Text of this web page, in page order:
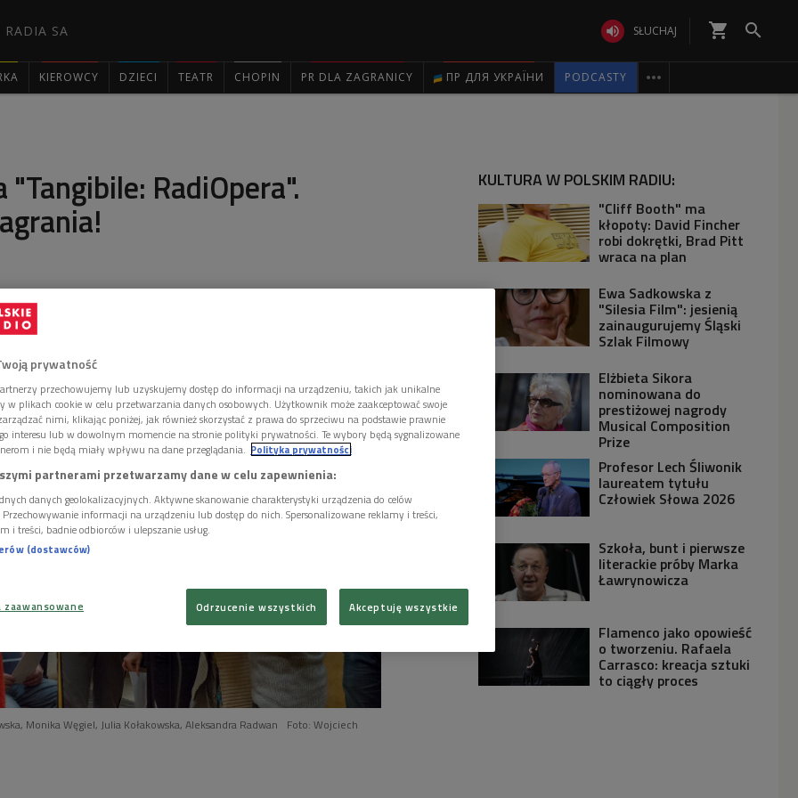
RADIA SA  SŁUCHAJ shopping_cart 
KIEROWCY DZIECI TEATR CHOPIN PR DLA ZAGRANICY ПР ДЛЯ УКРАЇНИ PODCASTY 
RadiOpera".
wyzwaniem była dla mnie czujność i
a także treść i sens tekstu Lidii Amejko -
Wieczur-Bluszcz, reżyserka premierowego
RadiOpera". Zachęcamy do odsłuchania
Monika Węgiel, Julia Kołakowska, Aleksandra Radwan
Foto: Wojciech
KULTURA W POLSKIM RADIU:
"Cliff Booth" ma
kłopoty: David Fincher
robi dokrętki, Brad Pitt
wraca na plan
Ewa Sadkowska z
"Silesia Film": jesienią
zainaugurujemy Śląski
Szlak Filmowy
Elżbieta Sikora
nominowana do
prestiżowej nagrody
Musical Composition
Prize
Profesor Lech Śliwonik
laureatem tytułu
Człowiek Słowa 2026
Szkoła, bunt i pierwsze
literackie próby Marka
Ławrynowicza
Flamenco jako opowieść
o tworzeniu. Rafaela
Carrasco: kreacja sztuki
to ciągły proces
prywatność
przechowujemy lub uzyskujemy dostęp do informacji na urządzeniu, takich jak unikalne
w plikach cookie w celu przetwarzania danych osobowych. Użytkownik może zaakceptować swoje
nimi, klikając poniżej, jak również skorzystać z prawa do sprzeciwu na podstawie prawnie
interesu lub w dowolnym momencie na stronie polityki prywatności. Te wybory będą sygnalizowane
i nie będą miały wpływu na dane przeglądania. Polityka prywatności
partnerami przetwarzamy dane w celu zapewnienia:
danych geolokalizacyjnych. Aktywne skanowanie charakterystyki urządzenia do celów
informacji na urządzeniu lub dostęp do nich. Spersonalizowane reklamy i treści,
i treści, badnie odbiorców i ulepszanie usług.
(dostawców)
Odrzucenie wszystkich Akceptuję wszystkie